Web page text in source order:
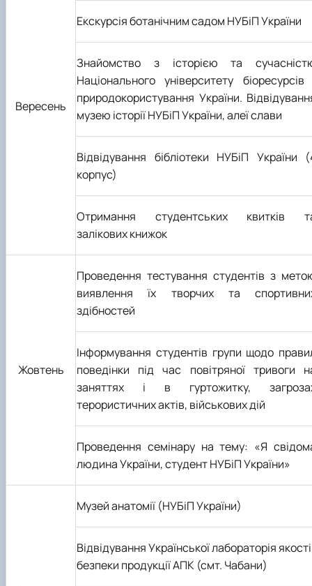
рекомендації для ОС "Бакалавр"
Меморандуми, договори про співпрацю
Вересень
Екскурсія ботанічним садом НУБіП України
Знайомство з історією та
Національного університету біоресурсів
природокористування України.
музею історії НУБіП України, алеї слави
Відвідування бібліотеки НУБіП України
корпус)
Отримання студентських квитків
залікових книжок
Жовтень
Проведення тестування студентів з
виявлення їх творчих та
здібностей
Інформування студентів групи щодо
поведінки під час повітряної тривоги
заняттях і в гуртожитку,
терористичних актів, військових дій
Проведення семінару на тему: «Я
людина України, студент НУБіП України»
Музей анатомії (НУБіП України)
Відвідування Української лабораторія якості
безпеки продукції АПК (смт. Чабани)